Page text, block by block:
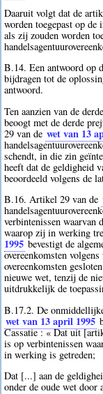
Daaruit volgt dat de
worden toegepast op de
als zij zouden worden
B.14. Een antwoord op
bijdragen tot de
antwoord.
Ten aanzien van de
beoogt met de derde
29 van de wet van 13
schendt, in die zin
heeft dat de geldigheid
beoordeeld volgens de
B.16. Artikel 29 van de
verbintenissen waarvan
waarop zij in werking
1995 bevestigt de
overeenkomsten
overeenkomsten
nieuwe wet, tenzij de
uitdrukkelijk de
B.17.2. De
wet van 13 april 1995
Cassatie : « Dat uit
is op verbintenissen
in werking is getreden;
Dat [...] aan de
onder de oude wet door